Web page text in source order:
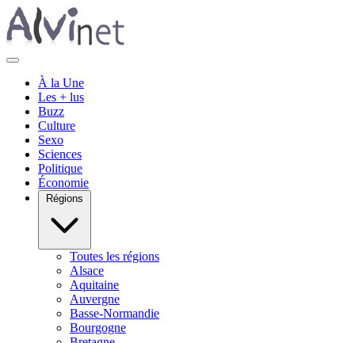
À la Une
Les + lus
Buzz
Culture
Sexo
Sciences
Politique
Économie
Régions
Toutes les régions
Alsace
Aquitaine
Auvergne
Basse-Normandie
Bourgogne